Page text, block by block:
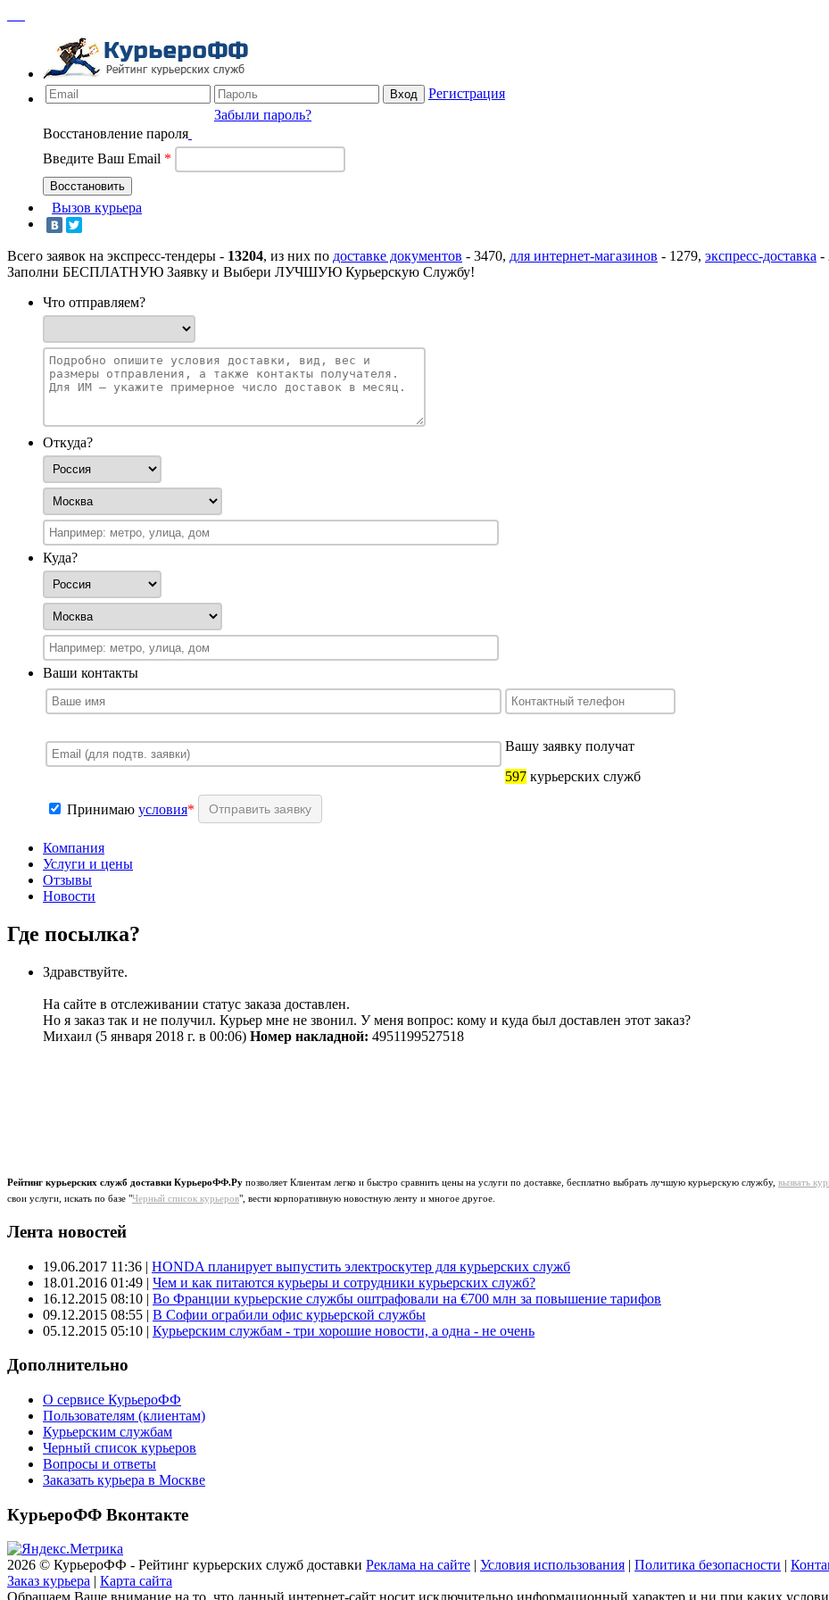
Регистрация
Забыли пароль?
Восстановление пароля
Введите Ваш Email *
Вызов курьера
Всего заявок на экспресс-тендеры - 13204, из них по доставке документов - 3470, для интернет-магазинов - 1279, экспресс-доставка -
Заполни БЕСПЛАТНУЮ Заявку и Выбери ЛУЧШУЮ Курьерскую Службу!
Что отправляем?
Откуда?
Куда?
Ваши контакты
Вашу заявку получат
597 курьерских служб
Принимаю условия*
Компания
Услуги и цены
Отзывы
Новости
Где посылка?
Здравствуйте.
На сайте в отслеживании статус заказа доставлен.
Но я заказ так и не получил. Курьер мне не звонил. У меня вопрос: кому и куда был доставлен этот заказ?
Михаил (5 января 2018 г. в 00:06) Номер накладной: 4951199527518
Рейтинг курьерских служб доставки КурьероФФ.Ру позволяет Клиентам легко и быстро сравнить цены на услуги по доставке, бесплатно выбрать лучшую курьерскую службу, вызвать
свои услуги, искать по базе "Черный список курьеров", вести корпоративную новостную ленту и многое другое.
Лента новостей
19.06.2017 11:36 | HONDA планирует выпустить электроскутер для курьерских служб
18.01.2016 01:49 | Чем и как питаются курьеры и сотрудники курьерских служб?
16.12.2015 08:10 | Во Франции курьерские службы оштрафовали на €700 млн за повышение тарифов
09.12.2015 08:55 | В Софии ограбили офис курьерской службы
05.12.2015 05:10 | Курьерским службам - три хорошие новости, а одна - не очень
Дополнительно
О сервисе КурьероФФ
Пользователям (клиентам)
Курьерским службам
Черный список курьеров
Вопросы и ответы
Заказать курьера в Москве
КурьероФФ Вконтакте
2026 © КурьероФФ - Рейтинг курьерских служб доставки Реклама на сайте Условия использования Политика безопасности
Заказ курьера
Карта сайта